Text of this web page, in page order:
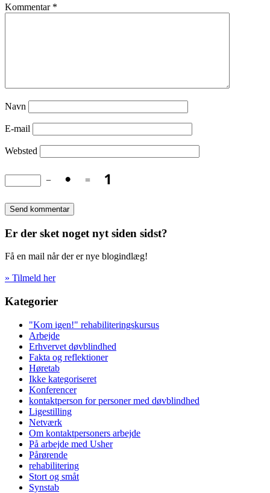
Kommentar *
Navn
E-mail
Websted
− =
Er der sket noget nyt siden sidst?
Få en mail når der er nye blogindlæg!
» Tilmeld her
Kategorier
"Kom igen!" rehabiliteringskursus
Arbejde
Erhvervet døvblindhed
Fakta og reflektioner
Høretab
Ikke kategoriseret
Konferencer
kontaktperson for personer med døvblindhed
Ligestilling
Netværk
Om kontaktpersoners arbejde
På arbejde med Usher
Pårørende
rehabilitering
Stort og småt
Synstab